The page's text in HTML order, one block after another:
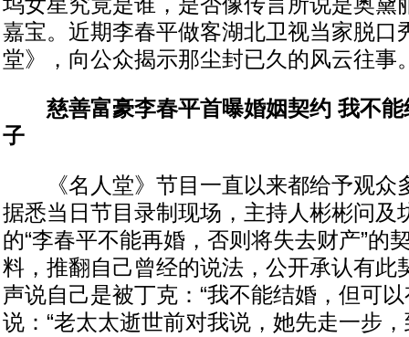
嘉宝。近期李春平做客湖北卫视当家脱口
堂》，向公众揭示那尘封已久的风云往事
慈善富豪李春平首曝婚姻契约 我不能
子
《名人堂》节目一直以来都给予观众
据悉当日节目录制现场，主持人彬彬问及
的“李春平不能再婚，否则将失去财产”的
料，推翻自己曾经的说法，公开承认有此
声说自己是被丁克：“我不能结婚，但可
说：“老太太逝世前对我说，她先走一步